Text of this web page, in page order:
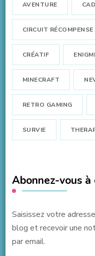
AVENTURE
CIRCUIT RÉCOMPENSE
CRÉATIF
MINECRAFT
RETRO GAMING
SURVIE
Abonnez-vous
Saisissez votre
blog et recevoir une
par email.